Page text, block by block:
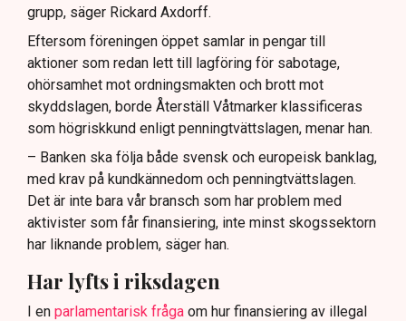
grupp, säger Rickard Axdorff.
Eftersom föreningen öppet samlar in pengar till
aktioner som redan lett till lagföring för sabotage,
ohörsamhet mot ordningsmakten och brott mot
skyddslagen, borde Återställ Våtmarker klassificeras
som högriskkund enligt penningtvättslagen, menar han.
– Banken ska följa både svensk och europeisk banklag,
med krav på kundkännedom och penningtvättslagen.
Det är inte bara vår bransch som har problem med
aktivister som får finansiering, inte minst skogssektorn
har liknande problem, säger han.
Har lyfts i riksdagen
I en parlamentarisk fråga om hur finansiering av illegal